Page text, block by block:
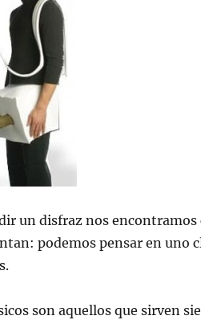
un disfraz nos
podemos pensar en uno
son aquellos que sirven